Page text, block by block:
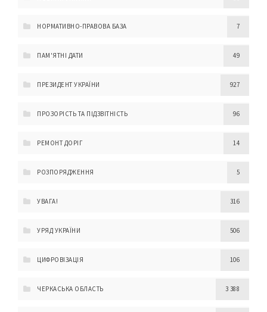
НОРМАТИВНО-ПРАВОВА БАЗА 7
ПАМ'ЯТНІ ДАТИ 49
ПРЕЗИДЕНТ УКРАЇНИ 927
ПРОЗОРІСТЬ ТА ПІДЗВІТНІСТЬ 96
РЕМОНТ ДОРІГ 14
РОЗПОРЯДЖЕННЯ 5
УВАГА! 316
УРЯД УКРАЇНИ 506
ЦИФРОВІЗАЦІЯ 106
ЧЕРКАСЬКА ОБЛАСТЬ 3 388